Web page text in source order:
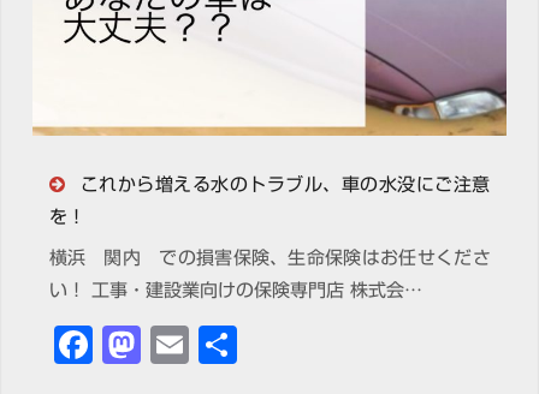
これから増える水のトラブル、車の水没にご注意
を！
横浜 関内 での損害保険、生命保険はお任せくださ
い！ 工事・建設業向けの保険専門店 株式会…
Facebook
Mastodon
Email